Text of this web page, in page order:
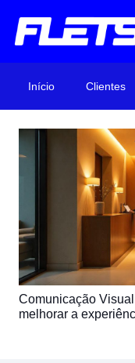
Início Clientes
Comunicação
melhorar a